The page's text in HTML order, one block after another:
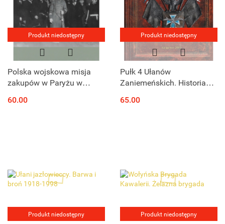
Produkt niedostępny
Polska wojskowa misja
zakupów w Paryżu w
Pozyskiwanie i transport
60.00
Produkt niedostępny
Pułk 4 Ułanów
Zaniemeńskich. Historia
ułanów i ich rodzin
65.00
Produkt niedostępny Produkt niedostępny